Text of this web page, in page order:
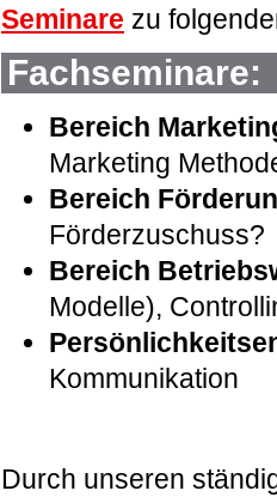
Seminare zu
Fachseminare:
Bereich
Marketing
Bereich
Förderzuschuss?
Bereich
Modelle),
Kommunikation
Durch unseren